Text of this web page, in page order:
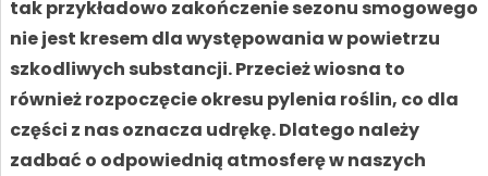
tak przykładowo zakończenie sezonu smogowego
nie jest kresem dla występowania w powietrzu
szkodliwych substancji. Przecież wiosna to
również rozpoczęcie okresu pylenia roślin, co dla
części z nas oznacza udrękę. Dlatego należy
zadbać o odpowiednią atmosferę w naszych